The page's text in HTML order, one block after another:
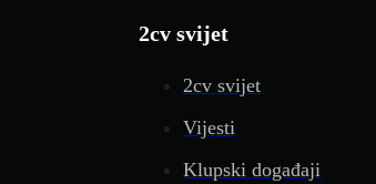
2cv svijet
2cv svijet
Vijesti
Klupski događaji